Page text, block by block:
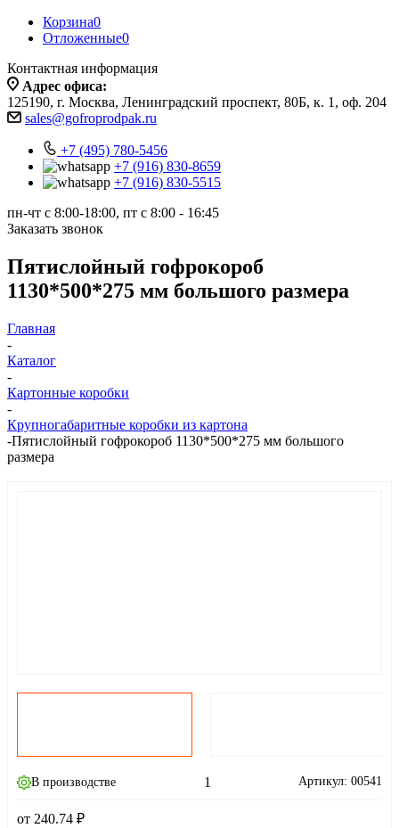
Корзина0
Отложенные0
Контактная информация
Адрес офиса:
125190, г. Москва, Ленинградский проспект, 80Б, к. 1, оф. 204
sales@gofroprodpak.ru
+7 (495) 780-5456
+7 (916) 830-8659
+7 (916) 830-5515
пн-чт c 8:00-18:00, пт с 8:00 - 16:45
Заказать звонок
Пятислойный гофрокороб
1130*500*275 мм большого размера
Главная
-
Каталог
-
Картонные коробки
-
Крупногабаритные коробки из картона
-Пятислойный гофрокороб 1130*500*275 мм большого
размера
В производстве 1 Артикул: 00541
от 240.74 ₽